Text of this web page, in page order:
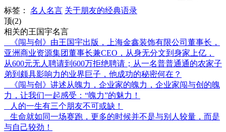
标签：
名人名言 关于朋友的经典语录
顶(2)
相关的王国宇名言
《闯与创》由王国宇出版，上海金鑫装饰有限公司董事长，
亚洲商业资源集团董事长兼CEO，从身无分文到身家上亿，
从600元无人聘请到600万拒绝聘请；从一名普普通通的农家子
弟到颇具影响力的业界巨子，他成功的秘密何在？
《闯与创》讲述从魄力，企业家的魄力，企业家闯与创的魄
力，让我们一起感受：“魄力”的魅力！
人的一生有三个朋友不可或缺！
生命就如同一场赛跑，更多的时候并不是与别人较量，而是
与自己较劲！